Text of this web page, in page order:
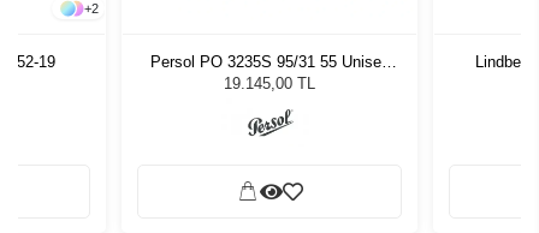
+2
52-19
Persol PO 3235S 95/31 55 Unisex
Güneş Gözlüğü
19.145,00 TL